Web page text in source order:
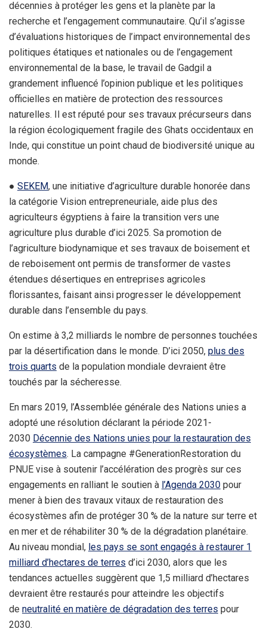
décennies à protéger les gens et la planète par la
recherche et l’engagement communautaire. Qu’il s’agisse
d’évaluations historiques de l’impact environnemental des
politiques étatiques et nationales ou de l’engagement
environnemental de la base, le travail de Gadgil a
grandement influencé l’opinion publique et les politiques
officielles en matière de protection des ressources
naturelles. Il est réputé pour ses travaux précurseurs dans
la région écologiquement fragile des Ghats occidentaux en
Inde, qui constitue un point chaud de biodiversité unique au
monde.
● SEKEM, une initiative d’agriculture durable honorée dans
la catégorie Vision entrepreneuriale, aide plus des
agriculteurs égyptiens à faire la transition vers une
agriculture plus durable d’ici 2025. Sa promotion de
l’agriculture biodynamique et ses travaux de boisement et
de reboisement ont permis de transformer de vastes
étendues désertiques en entreprises agricoles
florissantes, faisant ainsi progresser le développement
durable dans l’ensemble du pays.
On estime à 3,2 milliards le nombre de personnes touchées
par la désertification dans le monde. D’ici 2050, plus des
trois quarts de la population mondiale devraient être
touchés par la sécheresse.
En mars 2019, l’Assemblée générale des Nations unies a
adopté une résolution déclarant la période 2021-
2030 Décennie des Nations unies pour la restauration des
écosystèmes. La campagne #GenerationRestoration du
PNUE vise à soutenir l’accélération des progrès sur ces
engagements en ralliant le soutien à l’Agenda 2030 pour
mener à bien des travaux vitaux de restauration des
écosystèmes afin de protéger 30 % de la nature sur terre et
en mer et de réhabiliter 30 % de la dégradation planétaire.
Au niveau mondial, les pays se sont engagés à restaurer 1
milliard d’hectares de terres d’ici 2030, alors que les
tendances actuelles suggèrent que 1,5 milliard d’hectares
devraient être restaurés pour atteindre les objectifs
de neutralité en matière de dégradation des terres pour
2030.